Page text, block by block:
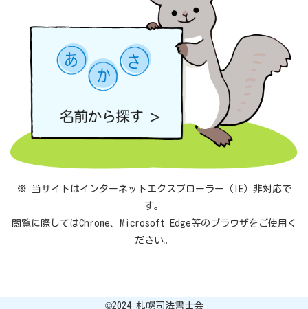
※ 当サイトはインターネットエクスプローラー（IE）非対応で
す。
閲覧に際してはChrome、Microsoft Edge等のブラウザをご使用く
ださい。
©︎2024 札幌司法書士会